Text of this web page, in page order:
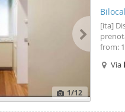
1/12
[ita]
from:
piano
Via